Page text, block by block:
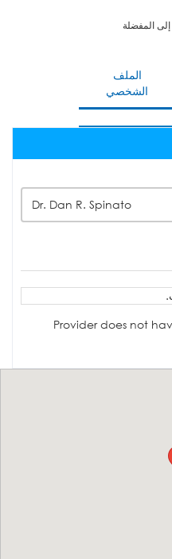
المفضلة
الملف
الشخصي
Dr. Dan R. Spinato
Provider does not